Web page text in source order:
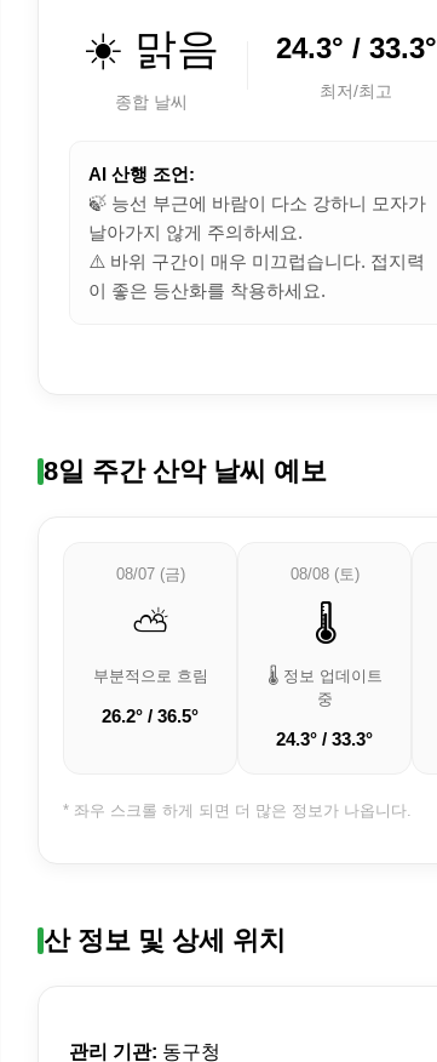
☀️ 맑음
종합 날씨
24.3° / 33.3°
최저/최고
AI 산행 조언:
🍃 능선 부근에 바람이 다소 강하니 모자가
날아가지 않게 주의하세요.
⚠️ 바위 구간이 매우 미끄럽습니다. 접지력
이 좋은 등산화를 착용하세요.
8일 주간 산악 날씨 예보
08/07 (금)
⛅
부분적으로 흐림
26.2° / 36.5°
08/08 (토)
🌡️
🌡️ 정보 업데이트
중
24.3° / 33.3°
* 좌우 스크롤 하게 되면 더 많은 정보가 나옵니다.
산 정보 및 상세 위치
관리 기관: 동구청